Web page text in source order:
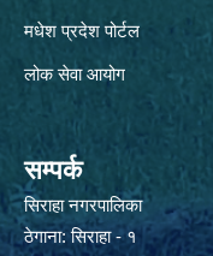
मधेश प्रदेश पोर्टल
लोक सेवा आयोग
सम्पर्क
सिराहा नगरपालिका
ठेगाना: सिराहा - १